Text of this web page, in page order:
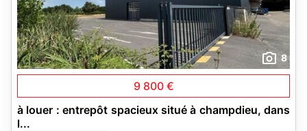
8
9 800 €
à louer : entrepôt spacieux situé à champdieu, dans
l...